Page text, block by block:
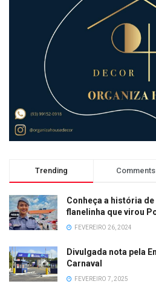
Trending Comments
Conheça a história de
flanelinha que virou
FEVEREIRO 26, 2024
Divulgada nota pela
Carnaval
FEVEREIRO 7, 2025